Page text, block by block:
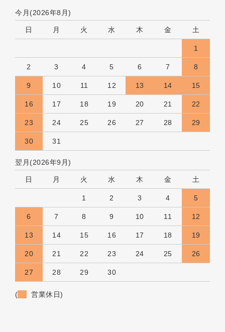
今月(2026年8月)
日 月 火 水 木 金 土
1
2 3 4 5 6 7 8
9 10 11 12 13 14 15
16 17 18 19 20 21 22
23 24 25 26 27 28 29
30 31
翌月(2026年9月)
日 月 火 水 木 金 土
1 2 3 4 5
6 7 8 9 10 11 12
13 14 15 16 17 18 19
20 21 22 23 24 25 26
27 28 29 30
( 営業休日)